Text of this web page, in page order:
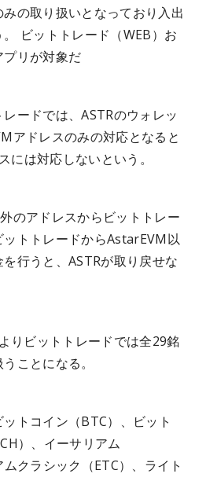
の取り扱いとなっており入出
ビットトレード（WEB）お
プリが対象だ
ードでは、ASTRのウォレッ
アドレスのみの対応となると
は対応しないという。
のアドレスからビットトレー
ットトレードからAstarEVM以
行うと、ASTRが取り戻せな
りビットトレードでは全29銘
ことになる。
トコイン（BTC）、ビット
）、イーサリアム
ムクラシック（ETC）、ライト